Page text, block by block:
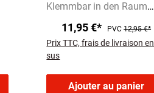
Klemmbar in den Raum
Abmessungen:
130x2,0x1,0cm
11,95 €* PVC12,95 €*
Prix TTC, frais de livraison en
sus
Ajouter au panier